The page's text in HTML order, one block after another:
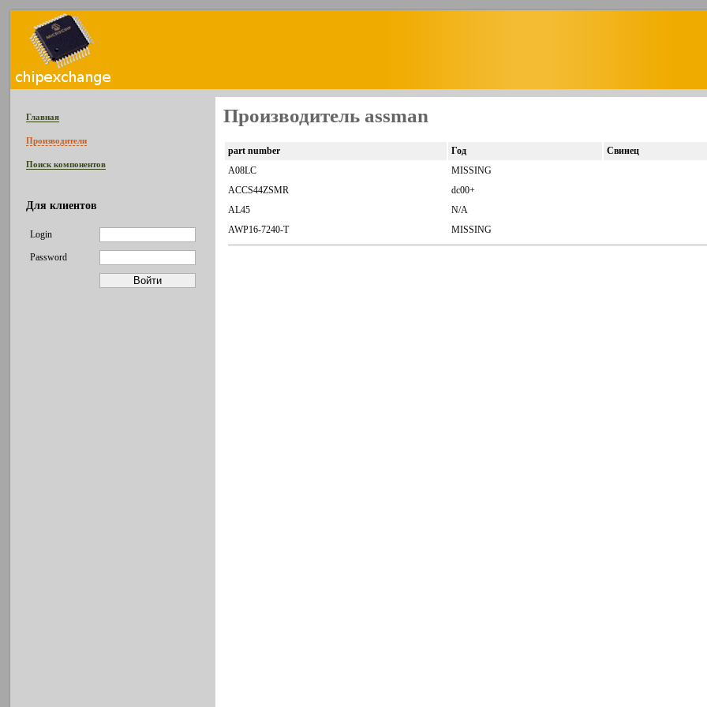
Главная
Производители
Поиск компонентов
Для клиентов
Login
Password
Производитель assman
part number Год Свинец
A08LC
MISSING
ACCS44ZSMR
dc00+
AL45
N/A
AWP16-7240-T
MISSING